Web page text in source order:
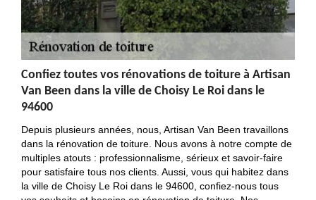
Confiez toutes vos rénovations de toiture à Artisan
Van Been dans la ville de Choisy Le Roi dans le
94600
Depuis plusieurs années, nous, Artisan Van Been travaillons
dans la rénovation de toiture. Nous avons à notre compte de
multiples atouts : professionnalisme, sérieux et savoir-faire
pour satisfaire tous nos clients. Aussi, vous qui habitez dans
la ville de Choisy Le Roi dans le 94600, confiez-nous tous